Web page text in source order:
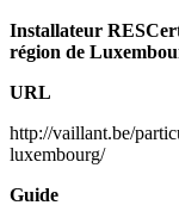
Installateur
région de
URL
http://vaillant.be/
luxembourg/
Guide